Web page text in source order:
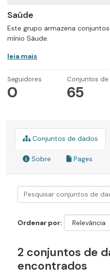
Saúde
Este grupo armazena
mínio Sáude.
leia mais
Seguidores
0
Conjuntos
65
Conjuntos de dados
Sobre Pages
Ordenar por
2 conjuntos de
encontrados